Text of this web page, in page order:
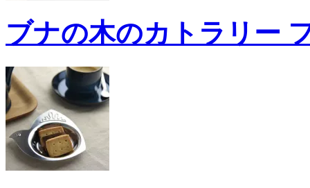
ブナの木のカトラリー